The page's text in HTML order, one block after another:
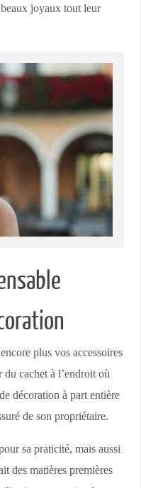
joyaux tout leur
plus vos accessoires
cachet à l’endroit où
décoration à part entière
de son propriétaire.
sa praticité, mais aussi
des matières premières